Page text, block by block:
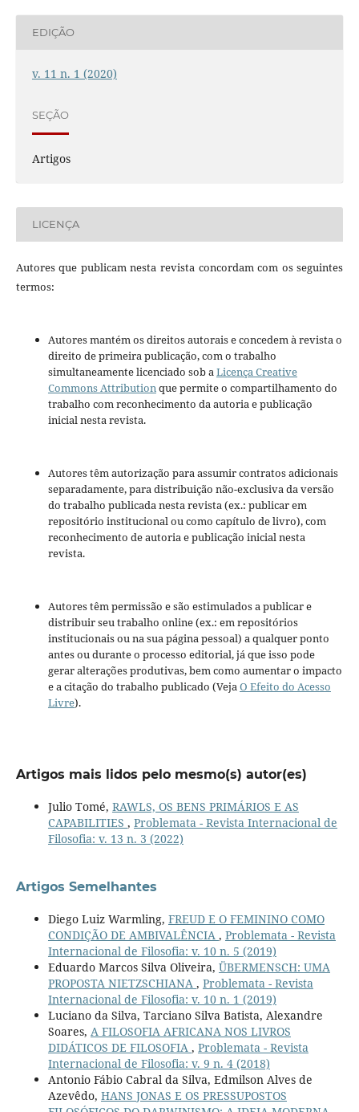
EDIÇÃO
v. 11 n. 1 (2020)
SEÇÃO
Artigos
LICENÇA
Autores que publicam nesta revista concordam com os seguintes
termos:
Autores mantém os direitos autorais e concedem à revista o
direito de primeira publicação, com o trabalho
simultaneamente licenciado sob aLicença Creative
Commons Attributionque permite o compartilhamento do
trabalho com reconhecimento da autoria e publicação
inicial nesta revista.
Autores têm autorização para assumir contratos adicionais
separadamente, para distribuição não-exclusiva da versão
do trabalho publicada nesta revista (ex.: publicar em
repositório institucional ou como capítulo de livro), com
reconhecimento de autoria e publicação inicial nesta
revista.
Autores têm permissão e são estimulados a publicar e
distribuir seu trabalho online (ex.: em repositórios
institucionais ou na sua página pessoal) a qualquer ponto
antes ou durante o processo editorial, já que isso pode
gerar alterações produtivas, bem como aumentar o impacto
e a citação do trabalho publicado (VejaO Efeito do Acesso
Livre).
Artigos mais lidos pelo mesmo(s) autor(es)
Julio Tomé, RAWLS, OS BENS PRIMÁRIOS E AS
CAPABILITIES , Problemata - Revista Internacional de
Filosofia: v. 13 n. 3 (2022)
Artigos Semelhantes
Diego Luiz Warmling, FREUD E O FEMININO COMO
CONDIÇÃO DE AMBIVALÊNCIA , Problemata - Revista
Internacional de Filosofia: v. 10 n. 5 (2019)
Eduardo Marcos Silva Oliveira, ÜBERMENSCH: UMA
PROPOSTA NIETZSCHIANA , Problemata - Revista
Internacional de Filosofia: v. 10 n. 1 (2019)
Luciano da Silva, Tarciano Silva Batista, Alexandre
Soares, A FILOSOFIA AFRICANA NOS LIVROS
DIDÁTICOS DE FILOSOFIA , Problemata - Revista
Internacional de Filosofia: v. 9 n. 4 (2018)
Antonio Fábio Cabral da Silva, Edmilson Alves de
Azevêdo, HANS JONAS E OS PRESSUPOSTOS